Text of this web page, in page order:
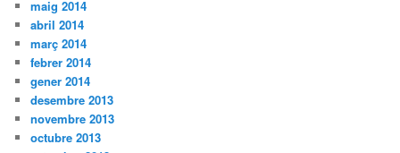
maig 2014
abril 2014
març 2014
febrer 2014
gener 2014
desembre 2013
novembre 2013
octubre 2013